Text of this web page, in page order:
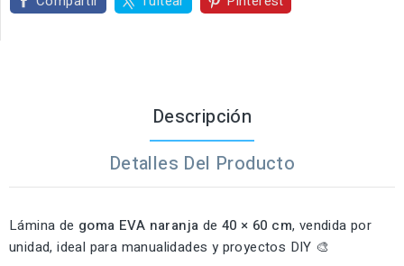
Descripción
Detalles Del Producto
Lámina de goma EVA naranja de40 × 60 cm, vendida por
unidad, ideal para manualidades y proyectos DIY 🎨